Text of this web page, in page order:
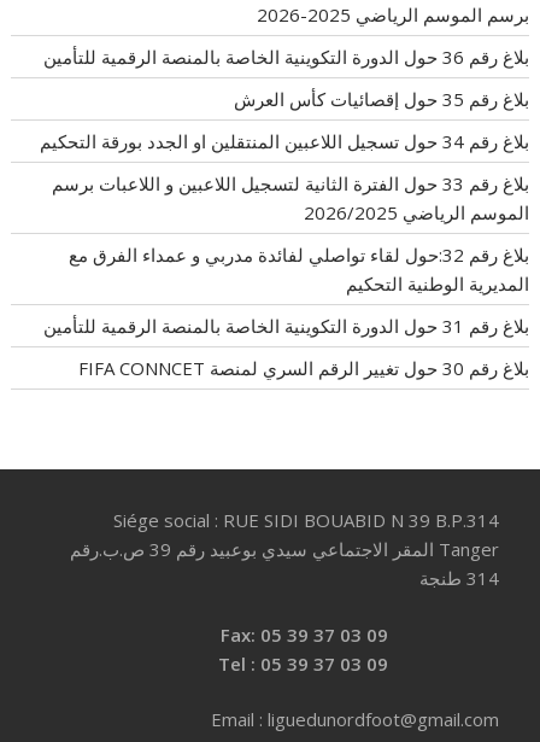
برسم الموسم الرياضي 2025-2026
بلاغ رقم 36 حول الدورة التكوينية الخاصة بالمنصة الرقمية للتأمين
بلاغ رقم 35 حول إقصائيات كأس العرش
بلاغ رقم 34 حول تسجيل اللاعبين المنتقلين او الجدد بورقة التحكيم
بلاغ رقم 33 حول الفترة الثانية لتسجيل اللاعبين و اللاعبات برسم
الموسم الرياضي 2026/2025
بلاغ رقم 32:حول لقاء تواصلي لفائدة مدربي و عمداء الفرق مع
المديرية الوطنية التحكيم
بلاغ رقم 31 حول الدورة التكوينية الخاصة بالمنصة الرقمية للتأمين
بلاغ رقم 30 حول تغيير الرقم السري لمنصة FIFA CONNCET
Siége social : RUE SIDI BOUABID N 39 B.P.314
Tanger المقر الاجتماعي سيدي بوعبيد رقم 39 ص.ب.رقم
314 طنجة
Email : liguedunordfoot@gmail.com